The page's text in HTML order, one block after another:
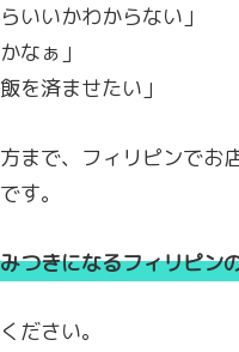
いいかわからない」
なぁ」
を済ませたい」
まで、フィリピンでお
す。
つきになるフィリピン
ださい。